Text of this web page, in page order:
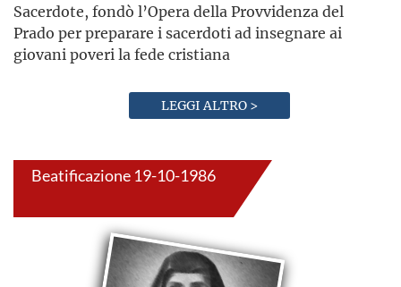
Sacerdote, fondò l’Opera della Provvidenza del
Prado per preparare i sacerdoti ad insegnare ai
giovani poveri la fede cristiana
LEGGI ALTRO >
Beatificazione 19-10-1986